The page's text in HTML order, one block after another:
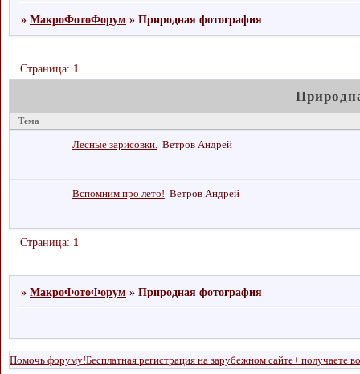
»МакроФотоФорум »Природная фотография
Страница: 1
Тема
Лесные зарисовки. Ветров Андрей
Вспомним про лето! Ветров Андрей
Страница: 1
»МакроФотоФорум »Природная фотография
Помочь форуму!Бесплатная регистрация на зарубежном сайте+ получаете